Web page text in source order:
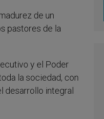
de un
pastores de la
y el Poder
la sociedad, con
desarrollo integral